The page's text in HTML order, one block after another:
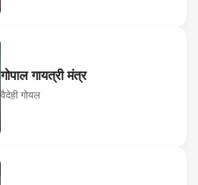
गोपाल गायत्री मंत्र
वैदेही गोयल